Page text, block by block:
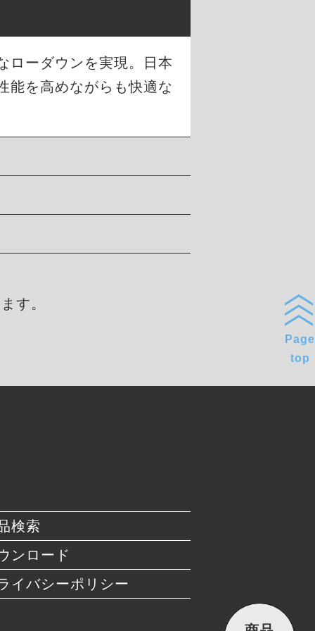
ローダウンを実現。日本
能を高めながらも快適な
す。
検索
ンロード
イバシーポリシー
Page
top